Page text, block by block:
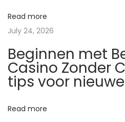
C
o
p
r
a
Read more
July 24, 2026
Beginnen met
Casino Zonder
tips voor
Read more